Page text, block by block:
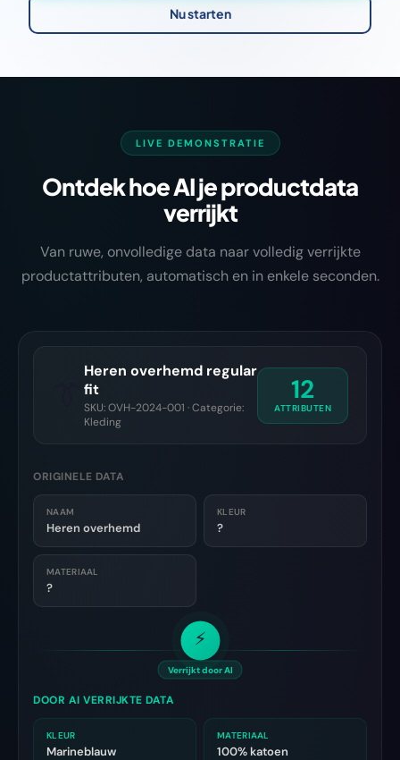
Nu starten
LIVE DEMONSTRATIE
Ontdek hoe AI je productdata
verrijkt
Van ruwe, onvolledige data naar volledig verrijkte
productattributen, automatisch en in enkele seconden.
Heren overhemd regular
fit
SKU: OVH-2024-001 · Categorie:
Kleding
12
ATTRIBUTEN
ORIGINELE DATA
NAAM
Heren overhemd
KLEUR
?
MATERIAAL
?
⚡
Verrijkt door AI
DOOR AI VERRIJKTE DATA
KLEUR
Marineblauw
MATERIAAL
100% katoen